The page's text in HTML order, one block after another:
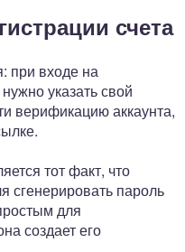
счета
при входе на
указать свой
верификацию аккаунта,
тот факт, что
сгенерировать пароль
для
создает его